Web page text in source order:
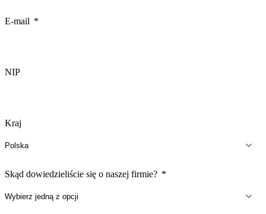
E-mail
NIP
Kraj
Skąd dowiedzieliście się o naszej firmie?